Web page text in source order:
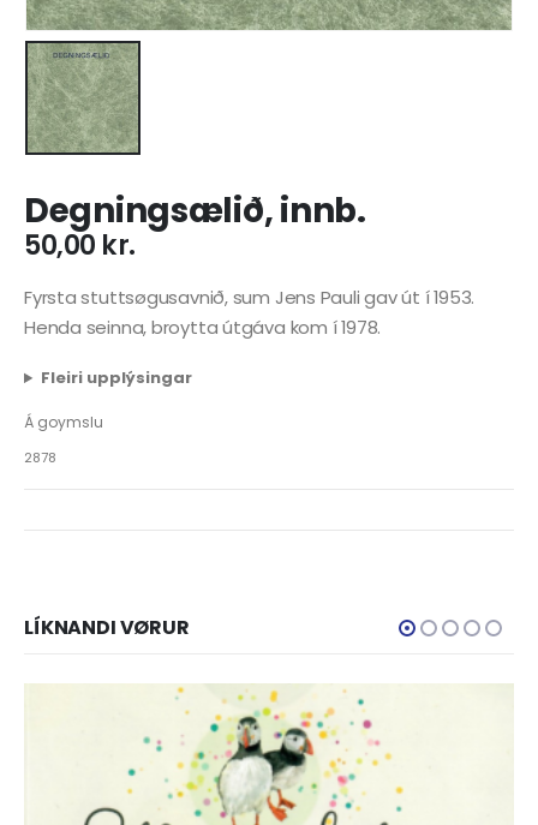
Degningsælið, innb.
50,00 kr.
Fyrsta stuttsøgusavnið, sum Jens Pauli gav út í 1953.
Henda seinna, broytta útgáva kom í 1978.
Fleiri upplýsingar
Á goymslu
2878
LÍKNANDI VØRUR